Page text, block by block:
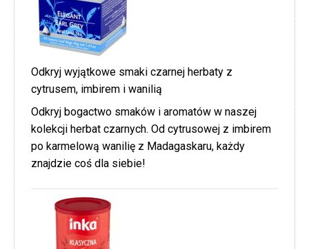
Odkryj wyjątkowe smaki czarnej herbaty z
cytrusem, imbirem i wanilią
Odkryj bogactwo smaków i aromatów w naszej
kolekcji herbat czarnych. Od cytrusowej z imbirem
po karmelową wanilię z Madagaskaru, każdy
znajdzie coś dla siebie!